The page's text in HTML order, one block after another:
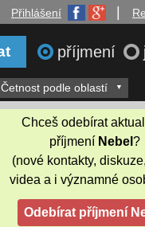
Přihlášení
příjmení
Četnost podle oblastí
Chceš odebírat
příjmení Nebel ?
(nové kontakty,
videa a i významné